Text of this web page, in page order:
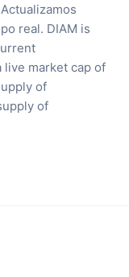
Actualizamos
real. DIAM is
live market cap of
of
of